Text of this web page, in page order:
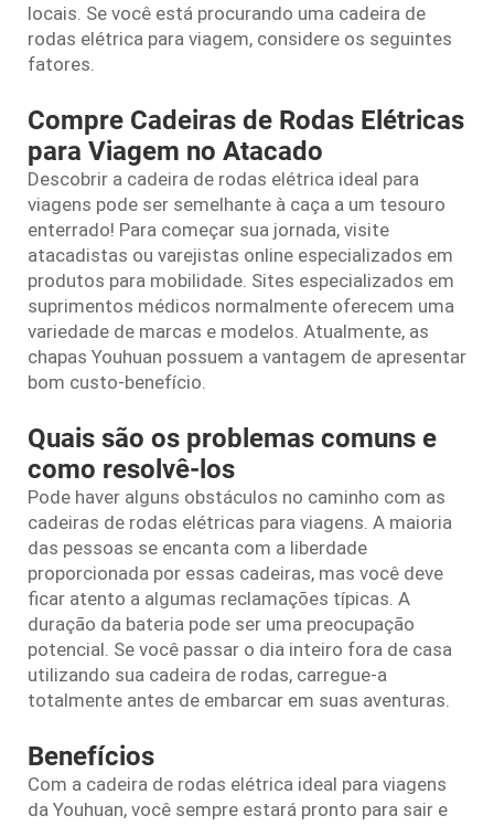
locais. Se você está procurando uma cadeira de
rodas elétrica para viagem, considere os seguintes
fatores.
Compre Cadeiras de Rodas Elétricas
para Viagem no Atacado
Descobrir a cadeira de rodas elétrica ideal para
viagens pode ser semelhante à caça a um tesouro
enterrado! Para começar sua jornada, visite
atacadistas ou varejistas online especializados em
produtos para mobilidade. Sites especializados em
suprimentos médicos normalmente oferecem uma
variedade de marcas e modelos. Atualmente, as
chapas Youhuan possuem a vantagem de apresentar
bom custo-benefício.
Quais são os problemas comuns e
como resolvê-los
Pode haver alguns obstáculos no caminho com as
cadeiras de rodas elétricas para viagens. A maioria
das pessoas se encanta com a liberdade
proporcionada por essas cadeiras, mas você deve
ficar atento a algumas reclamações típicas. A
duração da bateria pode ser uma preocupação
potencial. Se você passar o dia inteiro fora de casa
utilizando sua cadeira de rodas, carregue-a
totalmente antes de embarcar em suas aventuras.
Benefícios
Com a cadeira de rodas elétrica ideal para viagens
da Youhuan, você sempre estará pronto para sair e